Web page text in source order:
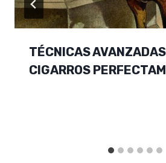
TÉCNICAS
CIGARROS